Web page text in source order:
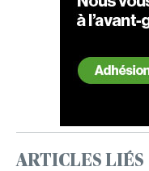
ARTICLES LIÉS